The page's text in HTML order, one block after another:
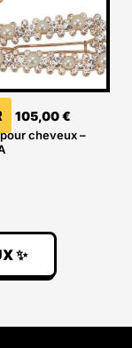
105,00€
cheveux –
✨